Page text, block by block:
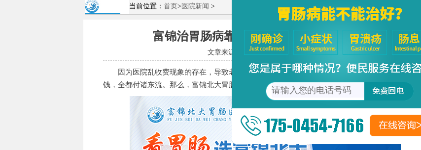
当前位置： 首页 > 医院新闻 >
富锦治胃肠病靠谱医院？富锦北大胃肠医院
文章来源： 北大胃肠病医院 阅读次数：20
因为医院乱收费现象的存在，导致老百姓对于这些乱收费的医院深恶痛绝，好不容易挣的血汗
钱，全都付诸东流。那么，富锦北大胃肠医院收费怎么样呢?